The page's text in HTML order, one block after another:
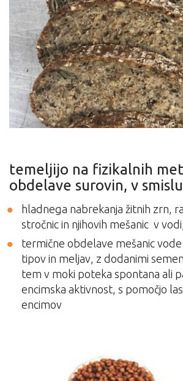
temeljijo na fizikalnih
obdelave surovin, v
hladnega nabrekanja žitnih zrn,
stročnic in njihovih mešanic v vodi,
termične obdelave mešanic
tipov in meljav, z dodanimi
tem v moki poteka spontana ali
encimska aktivnost, s pomočjo
encimov